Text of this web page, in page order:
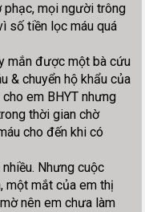
phạc, mọi người trông
số tiền lọc máu quá
mắn được một bà cứu
& chuyển hộ khẩu của
em BHYT nhưng
thời gian chờ
cho đến khi có
Nhưng cuộc
một mắt của em thị
nên em chưa làm